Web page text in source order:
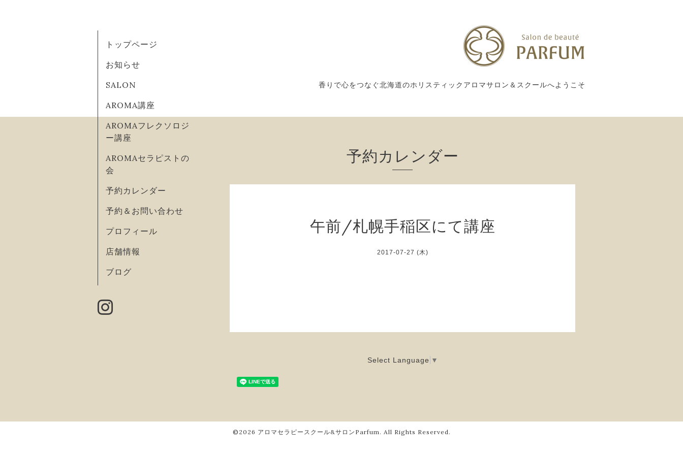
香りで心をつなぐ北海道のホリスティックアロマサロン＆スクールへようこそ
トップページ
お知らせ
SALON
AROMA講座
AROMAフレクソロジ
ー講座
AROMAセラピストの
会
予約カレンダー
予約＆お問い合わせ
プロフィール
店舗情報
ブログ
予約カレンダー
午前/札幌手稲区にて講座
2017-07-27 (木)
Select Language ▼
©2026 アロマセラピースクール&サロンParfum . All Rights Reserved.